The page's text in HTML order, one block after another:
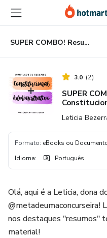
para
conteúdo
principal
para
pagamento
para
rodapé
SUPER COMBO! Resumos de Direito Constitucional + Direito Administrativo
3.0 (2)
SUPER
Leticia
Formato: eBooks ou
Idioma: Português
Olá, aqui é a Leticia, dona
@metadeumaconcurseira!
nos destaques "resumos"
material!